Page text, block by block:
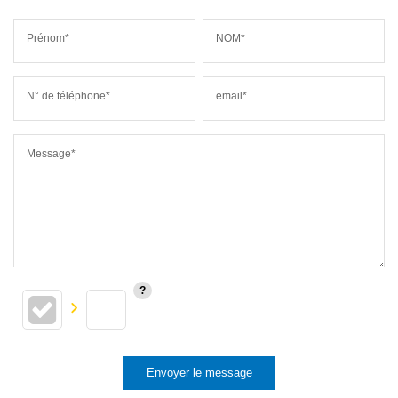
Prénom* NOM*
N° de téléphone* email*
Message*
Envoyer le message